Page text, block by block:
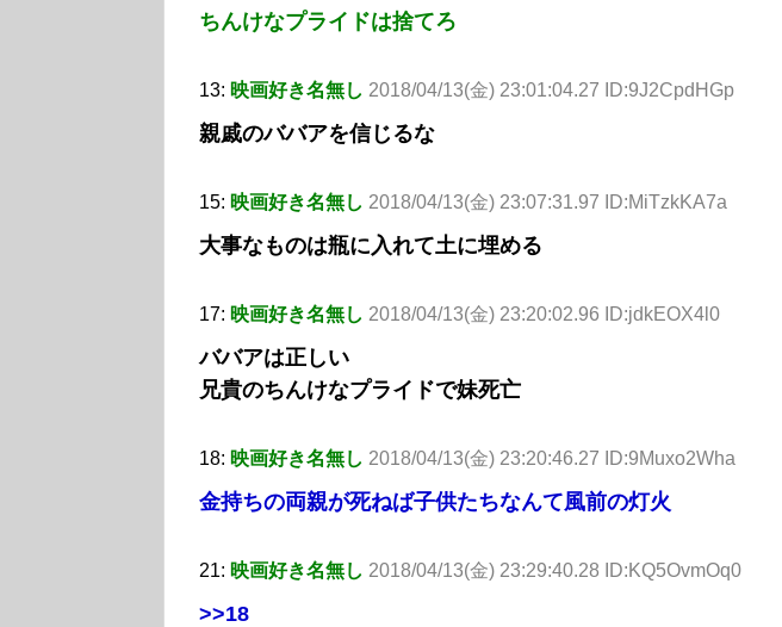
ちんけなプライドは捨てろ
13: 映画好き名無し 2018/04/13(金) 23:01:04.27 ID:9J2CpdHGp
親戚のババアを信じるな
15: 映画好き名無し 2018/04/13(金) 23:07:31.97 ID:MiTzkKA7a
大事なものは瓶に入れて土に埋める
17: 映画好き名無し 2018/04/13(金) 23:20:02.96 ID:jdkEOX4l0
ババアは正しい
兄貴のちんけなプライドで妹死亡
18: 映画好き名無し 2018/04/13(金) 23:20:46.27 ID:9Muxo2Wha
金持ちの両親が死ねば子供たちなんて風前の灯火
21: 映画好き名無し 2018/04/13(金) 23:29:40.28 ID:KQ5OvmOq0
>>18